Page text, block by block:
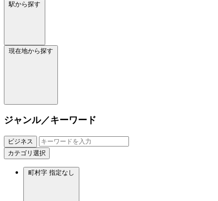
駅から探す
現在地から探す
ジャンル／キーワード
ビジネス
カテゴリ選択
町村字 指定なし